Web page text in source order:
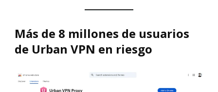
Más de 8 millones de usuarios
de Urban VPN en riesgo